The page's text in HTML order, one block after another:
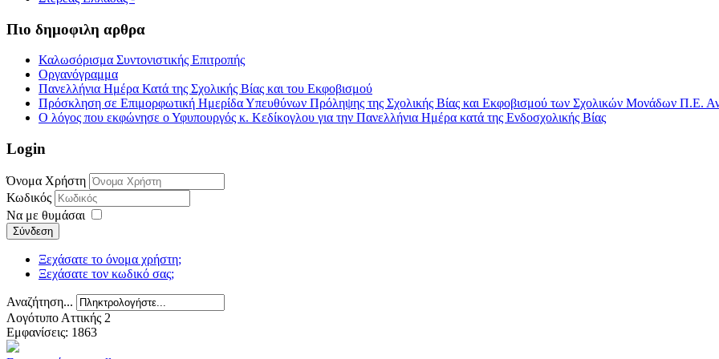
Πιο δημοφιλη αρθρα
Καλωσόρισμα Συντονιστικής Επιτροπής
Οργανόγραμμα
Πανελλήνια Ημέρα Κατά της Σχολικής Βίας και του Εκφοβισμού
Πρόσκληση σε Επιμορφωτική Ημερίδα Υπευθύνων Πρόληψης της Σχολικής Βίας και Εκφοβισμού των Σχολικών Μονάδων Π.Ε.
Ο λόγος που εκφώνησε ο Υφυπουργός κ. Κεδίκογλου για την Πανελλήνια Ημέρα κατά της Ενδοσχολικής Βίας
Login
Όνομα Χρήστη
Κωδικός
Να με θυμάσαι
Σύνδεση
Ξεχάσατε το όνομα χρήστη;
Ξεχάσατε τον κωδικό σας;
Αναζήτηση...
Λογότυπο Αττικής 2
Εμφανίσεις: 1863